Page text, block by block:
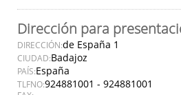
Dirección para
DIRECCIÓN:de España 1
CIUDAD:Badajoz
PAÍS:España
TLFNO:924881001 - 924881001